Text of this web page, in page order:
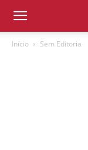
Início Sem Editoria